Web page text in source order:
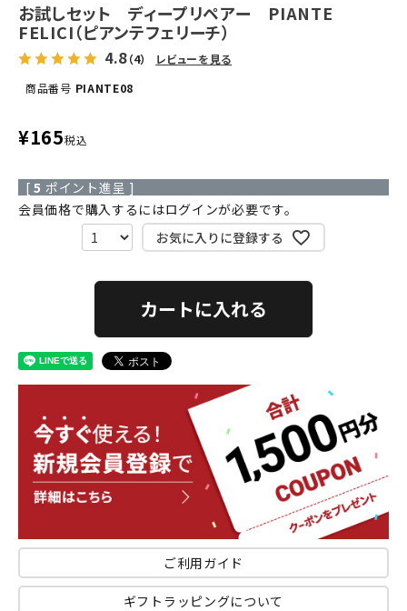
お試しセット ディープリペアー PIANTE
FELICI（ピアンテフェリーチ）
4.8（4）
レビューを見る
商品番号 PIANTE08
¥165税込
[ 5 ポイント進呈 ]
会員価格で購入するにはログインが必要です。
お気に入りに登録する
カートに入れる
ご利用ガイド
ギフトラッピングについて